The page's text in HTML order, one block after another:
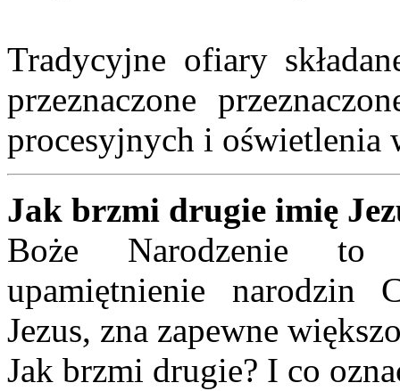
Tradycyjne ofiary
przeznaczone
procesyjnych i oświetlenia
Jak brzmi drugie imię
Boże Narodzenie to
upamiętnienie narodzin
Jezus, zna zapewne
Jak brzmi drugie? I co